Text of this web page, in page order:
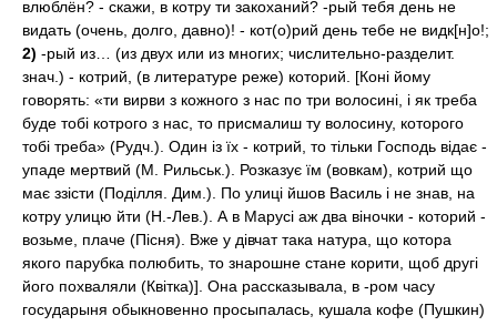
влюблён? - скажи, в котру ти закоханий? -рый тебя день не
видать (очень, долго, давно)! - кот(о)рий день тебе не видк[н]о!;
2) -рый из… (из двух или из многих; числительно-разделит.
знач.) - котрий, (в литературе реже) которий. [Коні йому
говорять: «ти вирви з кожного з нас по три волосині, і як треба
буде тобі котрого з нас, то присмалиш ту волосину, которого
тобі треба» (Рудч.). Один із їх - котрий, то тільки Господь відає -
упаде мертвий (М. Рильськ.). Розказує їм (вовкам), котрий що
має ззісти (Поділля. Дим.). По улиці йшов Василь і не знав, на
котру улицю йти (Н.-Лев.). А в Марусі аж два віночки - которий -
возьме, плаче (Пісня). Вже у дівчат така натура, що котора
якого парубка полюбить, то знарошне стане корити, щоб другі
його похваляли (Квітка)]. Она рассказывала, в -ром часу
государыня обыкновенно просыпалась, кушала кофе (Пушкин)